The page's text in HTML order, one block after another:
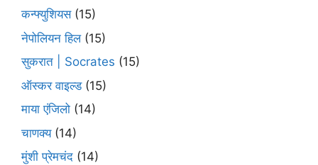
कन्फ्युशियस(15)
नेपोलियन हिल(15)
सुकरात | Socrates (15)
ऑस्कर वाइल्ड(15)
माया एंजिलो (14)
चाणक्य(14)
मुंशी प्रेमचंद (14)